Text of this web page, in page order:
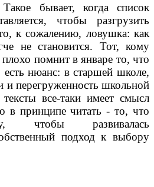
бывает, когда список
чтобы разгрузить
к сожалению, ловушка: как
не становится. Тот, кому
плохо помнит в январе то, что
нюанс: в старшей школе,
и перегруженность школьной
все-таки имеет смысл
в принципе читать - то, что
чтобы развивалась
подход к выбору